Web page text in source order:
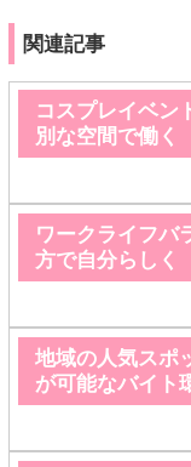
関連記事
コスプレイベン
別な空間で働く
ワークライフバ
方で自分らしく
地域の人気スポ
が可能なバイト